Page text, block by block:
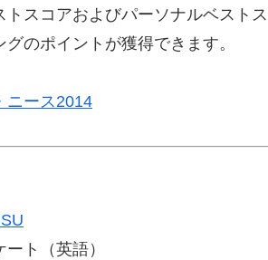
スコアおよびパーソナルベスト
のポイントが獲得できます。
ニース2014
ト（英語）